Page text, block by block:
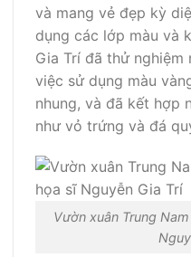
và mang vẻ đẹp kỳ
dụng các lớp màu và
Gia Trí đã thử
việc sử dụng màu
nhung, và đã kết hợp
như vỏ trứng và đá
Vườn xuân Trung